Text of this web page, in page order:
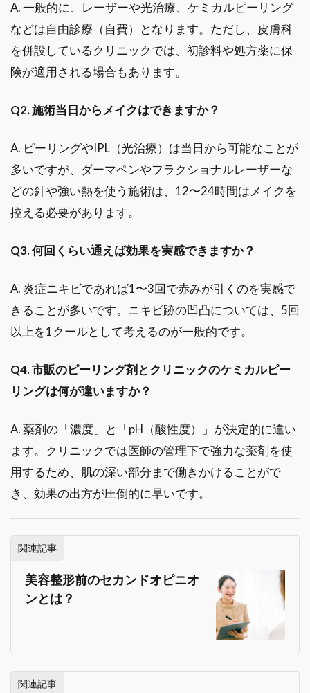
A. 一般的に、レーザーや光治療、ケミカルピーリング
などは自由診療（自費）となります。ただし、皮膚科
を併設しているクリニックでは、初診料や処方薬に保
険が適用される場合もあります。
Q2. 施術当日からメイクはできますか？
A. ピーリングやIPL（光治療）は当日から可能なことが
多いですが、ダーマペンやフラクショナルレーザーな
どの針や強い熱を使う施術は、12〜24時間はメイクを
控える必要があります。
Q3. 何回くらい通えば効果を実感できますか？
A. 炎症ニキビであれば1〜3回で赤みが引くのを実感で
きることが多いです。ニキビ跡の凹凸については、5回
以上を1クールとして考えるのが一般的です。
Q4. 市販のピーリング剤とクリニックのケミカルピー
リングは何が違いますか？
A. 薬剤の「濃度」と「pH（酸性度）」が決定的に違い
ます。クリニックでは医師の管理下で強力な薬剤を使
用するため、肌の深い部分まで働きかけることがで
き、効果の出方が圧倒的に早いです。
関連記事
美容整形前のセカンドオピニオ
ンとは？
関連記事